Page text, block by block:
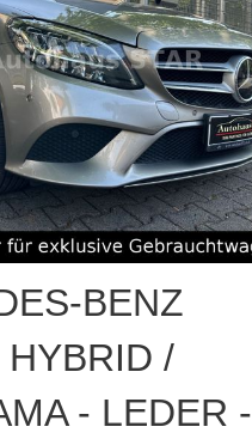
BENZ
/
- LEDER -